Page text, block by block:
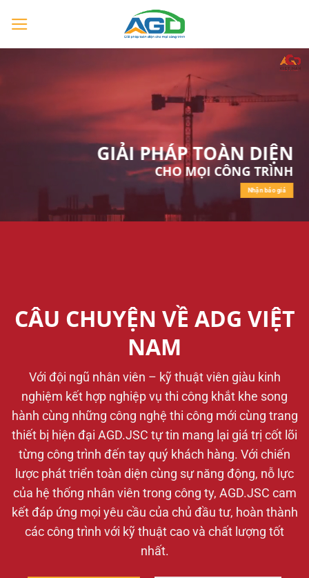
đến
nội
GIẢI PHÁP TOÀN DIỆN
CHO MỌI CÔNG TRÌNH
Nhận báo giá
CÂU CHUYỆN VỀ ADG VIỆT
NAM
Với đội ngũ nhân viên – kỹ thuật viên giàu kinh
nghiệm kết hợp nghiệp vụ thi công khắt khe song
hành cùng những công nghệ thi công mới cùng trang
thiết bị hiện đại AGD.JSC tự tin mang lại giá trị cốt lõi
từng công trình đến tay quý khách hàng. Với chiến
lược phát triển toàn diện cùng sự năng động, nỗ lực
của hệ thống nhân viên trong công ty, AGD.JSC cam
kết đáp ứng mọi yêu cầu của chủ đầu tư, hoàn thành
các công trình với kỹ thuật cao và chất lượng tốt
nhất.